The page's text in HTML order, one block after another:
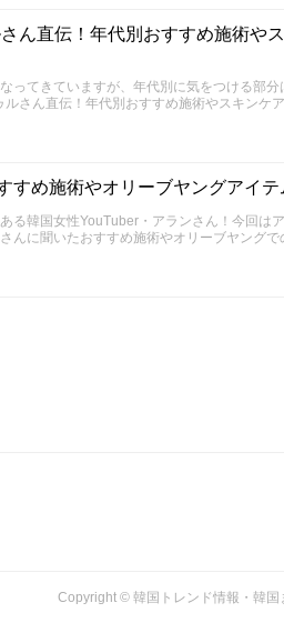
ん直伝！年代別おすすめ施術や
ってきていますが、年代別に気をつける部分
さん直伝！年代別おすすめ施術やスキンケ
すめ施術やオリーブヤングアイテ
る韓国女性YouTuber・アランさん！今回は
んに聞いたおすすめ施術やオリーブヤングで
Copyright © 韓国トレンド情報・韓